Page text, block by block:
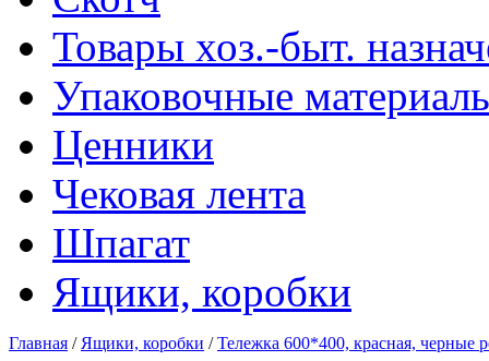
Товары хоз.-быт.
Упаковочные
Ценники
Чековая лента
Шпагат
Ящики, коробки
Главная / Ящики, коробки /Тележка 600*400, красная, черные